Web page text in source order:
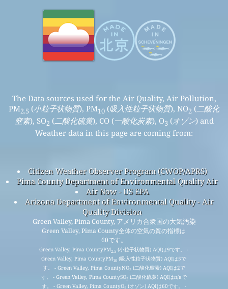
The Data sources used for the Air Quality, Air Pollution,
PM2.5 (小粒子状物質), PM10 (吸入性粒子状物質), NO2 (二酸化
窒素), SO2 (二酸化硫黄), CO (一酸化炭素), O3 (オゾン) and
Weather data in this page are coming from:
Citizen Weather Observer Program (CWOP/APRS)
Pima County Department of Environmental Quality Air
Air Now - US EPA
Arizona Department of Environmental Quality - Air
Quality Division
Green Valley, Pima County, アメリカ合衆国の大気汚染
Green Valley, Pima County全体の空気の質の指標は
60です。
Green Valley, Pima CountyPM2.5 (小粒子状物質) AQIは9です。 -
Green Valley, Pima CountyPM10 (吸入性粒子状物質) AQIは5で
す。 - Green Valley, Pima CountyNO2(二酸化窒素) AQIは2で
す。 - Green Valley, Pima CountySO2(二酸化硫黄) AQIはn/aで
す。 - Green Valley, Pima CountyO (オゾン) AQIは60です。 -